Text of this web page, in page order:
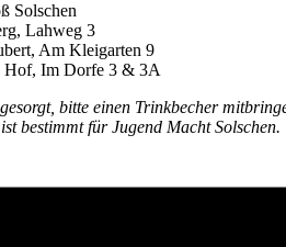
Solschen
Lahweg 3
Am Kleigarten 9
Hof, Im Dorfe 3 & 3A
bitte einen Trinkbecher
bestimmt für Jugend Macht Solschen.